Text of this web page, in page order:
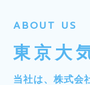
ABOUT US
東京大
当社は、株式会